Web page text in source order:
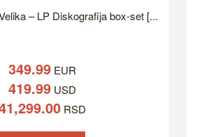
– LP Diskografija box-set [...
349.99 EUR
419.99 USD
RSD